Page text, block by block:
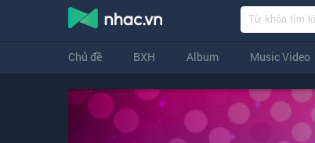
Chủ đề BXH Album Music Video